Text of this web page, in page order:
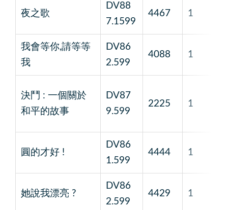
夜之歌
DV88
7.1599
4467 1
我會等你,請等等
我
DV86
2.599
4088 1
決鬥 : 一個關於
和平的故事
DV87
9.599
2225 1
圓的才好 !
DV86
1.599
4444 1
她說我漂亮 ?
DV86
2.599
4429 1